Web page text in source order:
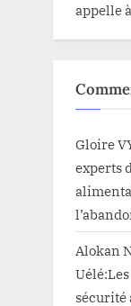
appelle
Gloire
experts
Alokan
sécurité